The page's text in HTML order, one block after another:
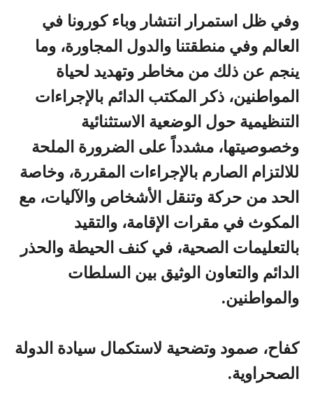
وفي ظل استمرار انتشار وباء كورونا في
العالم وفي منطقتنا والدول المجاورة، وما
ينجم عن ذلك من مخاطر وتهديد لحياة
المواطنين، ذكر المكتب الدائم بالإجراءات
التنظيمية حول الوضعية الاستثنائية
وخصوصيتها، مشدداً على الضرورة الملحة
للالتزام الصارم بالإجراءات المقررة، وخاصة
الحد من حركة وتنقل الأشخاص والآليات، مع
المكوث في مقرات الإقامة، والتقيد
بالتعليمات الصحية، في كنف الحيطة والحذر
الدائم والتعاون الوثيق بين السلطات
والمواطنين.
كفاح، صمود وتضحية لاستكمال سيادة الدولة
الصحراوية.